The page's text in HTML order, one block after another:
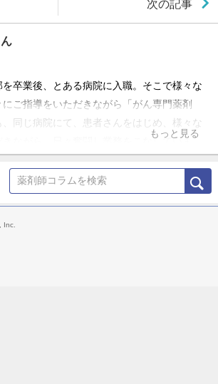
次の記事
卒業後、とある病院に入職。そこで様々な
ご指導をいただきながら「がん専門薬剤
同じ病院にて、患者さんをはじめ、様々な
きながら、日々奮闘し業務をこなしていま
もっと見る
Inc.